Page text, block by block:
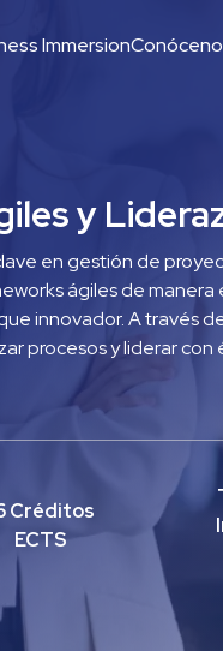
Immersion
y
en gestión de
ágiles de
innovador. A través
procesos y liderar
Créditos
ECTS